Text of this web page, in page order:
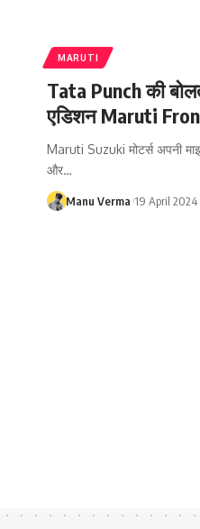
MARUTI
Tata Punch की
एडिशन Maruti
Maruti Suzuki मोटर्स अपनी
और…
Manu Verma 19 April 2024